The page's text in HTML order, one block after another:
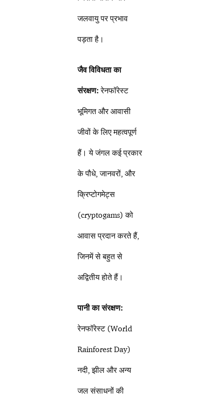
जलवायु पर प्रभाव
पड़ता है।
जैव विविधता का
संरक्षण:रेनफॉरेस्ट
भूमिगत और आवासी
जीवों के लिए महत्वपूर्ण
हैं। ये जंगल कई प्रकार
के पौधे, जानवरों, और
क्रिप्टोगमेट्स
(cryptogams) को
आवास प्रदान करते हैं,
जिनमें से बहुत से
अद्वितीय होते हैं।
पानी का संरक्षण:
रेनफॉरेस्ट (World
Rainforest Day)
नदी, झील और अन्य
जल संसाधनों की